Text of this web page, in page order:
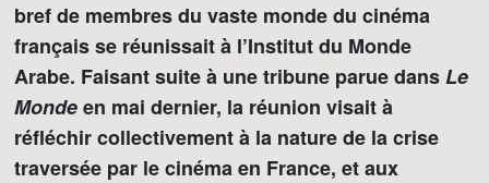
bref de membres du vaste monde du cinéma
français se réunissait à l’Institut du Monde
Arabe. Faisant suite à une tribune parue dansLe
Mondeen mai dernier, la réunion visait à
réfléchir collectivement à la nature de la crise
traversée par le cinéma en France, et aux